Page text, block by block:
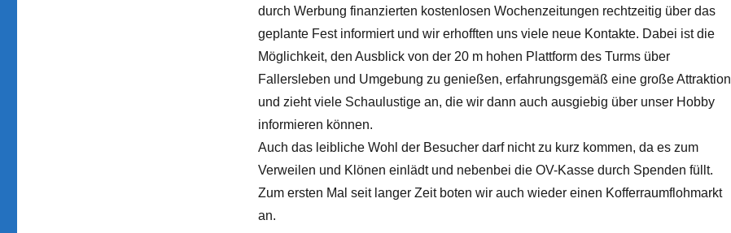
durch Werbung finanzierten kostenlosen Wochenzeitungen rechtzeitig über das
geplante Fest informiert und wir erhofften uns viele neue Kontakte. Dabei ist die
Möglichkeit, den Ausblick von der 20 m hohen Plattform des Turms über
Fallersleben und Umgebung zu genießen, erfahrungsgemäß eine große Attraktion
und zieht viele Schaulustige an, die wir dann auch ausgiebig über unser Hobby
informieren können.
Auch das leibliche Wohl der Besucher darf nicht zu kurz kommen, da es zum
Verweilen und Klönen einlädt und nebenbei die OV-Kasse durch Spenden füllt.
Zum ersten Mal seit langer Zeit boten wir auch wieder einen Kofferraumflohmarkt
an.